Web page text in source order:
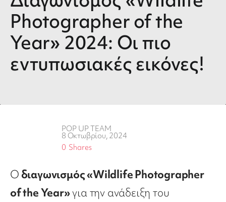
Photographer of the
Year» 2024: Οι πιο
εντυπωσιακές εικόνες!
POP UP TEAM
8 Οκτωβρίου, 2024
Shares
0
Ο διαγωνισμός «Wildlife Photographer
of the Year»για την ανάδειξη του